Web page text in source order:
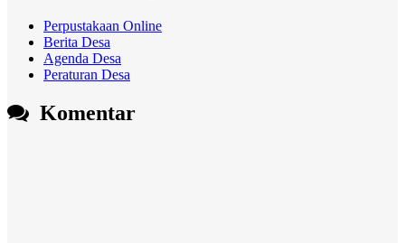
Perpustakaan Online
Berita Desa
Agenda Desa
Peraturan Desa
Komentar